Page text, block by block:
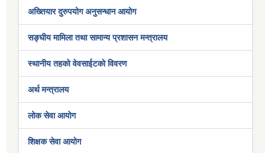
अख्तियार दुरुपयोग अनुसन्धान आयोग
सङ्घीय मामिला तथा सामान्य प्रशासन मन्त्रालय
स्थानीय तहको वेवसाईटको विवरण
अर्थ मन्त्रालय
लोक सेवा आयोग
शिक्षक सेवा आयोग